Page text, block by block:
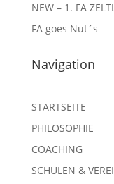
NEW – 1. FA
FA goes Nut´s
Navigation
STARTSEITE
PHILOSOPHIE
COACHING
SCHULEN &